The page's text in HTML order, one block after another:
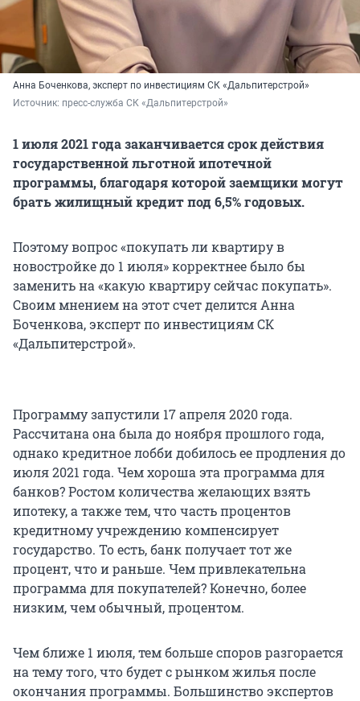
Анна Боченкова, эксперт по инвестициям СК «Дальпитерстрой»
Источник: пресс-служба СК «Дальпитерстрой»
1 июля 2021 года заканчивается срок действия
государственной льготной ипотечной
программы, благодаря которой заемщики могут
брать жилищный кредит под 6,5% годовых.
Поэтому вопрос «покупать ли квартиру в
новостройке до 1 июля» корректнее было бы
заменить на «какую квартиру сейчас покупать».
Своим мнением на этот счет делится Анна
Боченкова, эксперт по инвестициям СК
«Дальпитерстрой».
Программу запустили 17 апреля 2020 года.
Рассчитана она была до ноября прошлого года,
однако кредитное лобби добилось ее продления до
июля 2021 года. Чем хороша эта программа для
банков? Ростом количества желающих взять
ипотеку, а также тем, что часть процентов
кредитному учреждению компенсирует
государство. То есть, банк получает тот же
процент, что и раньше. Чем привлекательна
программа для покупателей? Конечно, более
низким, чем обычный, процентом.
Чем ближе 1 июля, тем больше споров разгорается
на тему того, что будет с рынком жилья после
окончания программы. Большинство экспертов